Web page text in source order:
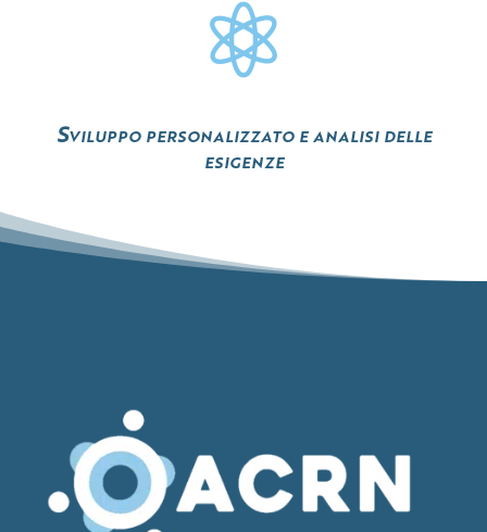

Sviluppo personalizzato e analisi delle
esigenze